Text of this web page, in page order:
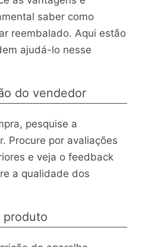
saber como
reembalado. Aqui estão
ajudá-lo nesse
do vendedor
pesquise a
Procure por avaliações
e veja o feedback
a qualidade dos
produto